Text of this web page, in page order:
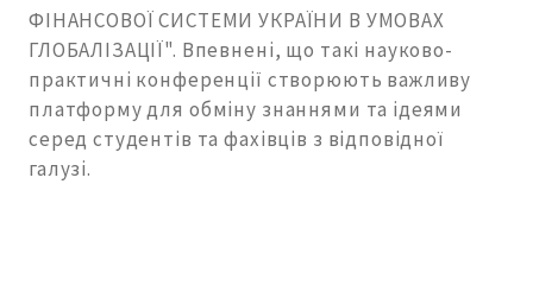
ФІНАНСОВОЇ СИСТЕМИ УКРАЇНИ В УМОВАХ
ГЛОБАЛІЗАЦІЇ". Впевнені, що такі науково-
практичні конференції створюють важливу
платформу для обміну знаннями та ідеями
серед студентів та фахівців з відповідної
галузі.